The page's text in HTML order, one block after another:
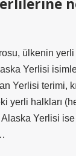
ülkenin yerli
Yerlisi
Yerlisi terimi,
yerli halkları
Yerlisi ise